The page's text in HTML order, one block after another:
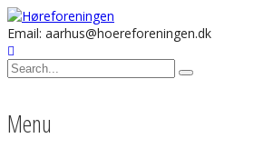
Email: aarhus@hoereforeningen.dk
Menu